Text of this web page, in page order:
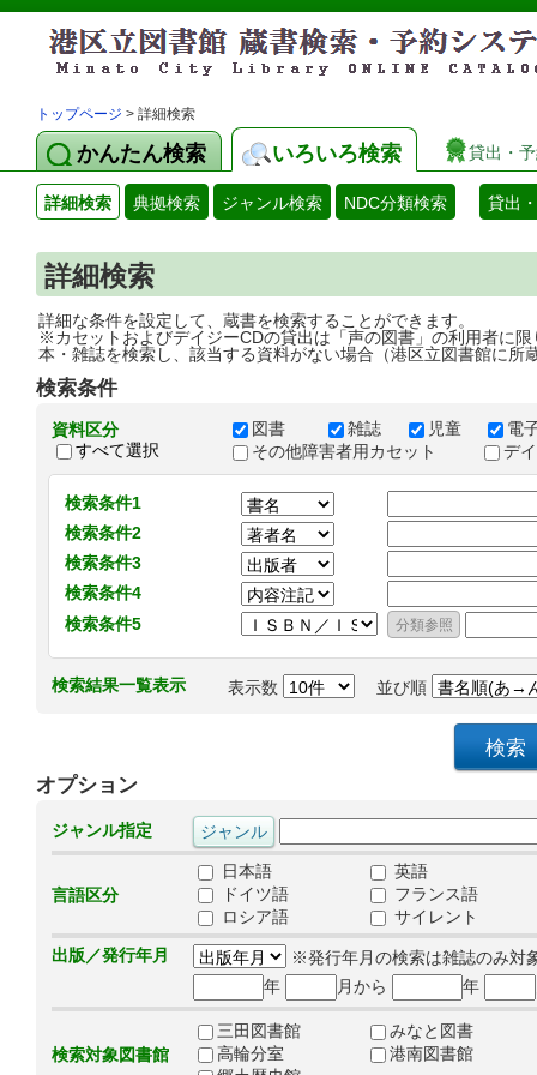
トップページ > 詳細検索
かんたん検索 いろいろ検索 貸出・
詳細検索 典拠検索 ジャンル検索 NDC分類検索 貸出
詳細検索
詳細な条件を設定して、蔵書を検索することができます。
※カセットおよびデイジーCDの貸出は「声の図書」の利用者に限
本・雑誌を検索し、該当する資料がない場合（港区立図書館に所
検索条件
資料区分
すべて選択
図書 雑誌 児童
電
その他障害者用カセット
デ
検索条件1
検索条件2
検索条件3
検索条件4
検索条件5
検索結果一覧表示 表示数 並び順
オプション
ジャンル指定
言語区分
日本語
英語
ドイツ語
フランス語
ロシア語
サイレント
出版／発行年月
※発行年月の検索は雑誌のみ対
年
月から 年
検索対象図書館
三田図書館
みなと図書
高輪分室
港南図書館